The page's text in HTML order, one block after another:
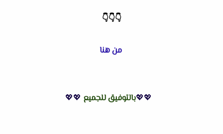
👇
👇
👇
من هنا
💖💖بالتوفيق للجميع 💖💖